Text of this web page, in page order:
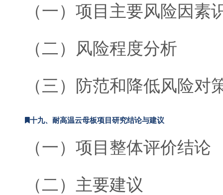
（一）项目主要风险因素
（二）风险程度分析
（三）防范和降低风险对
十九、耐高温云母板项目研究结论与建议
（一）项目整体评价结论
（二）主要建议